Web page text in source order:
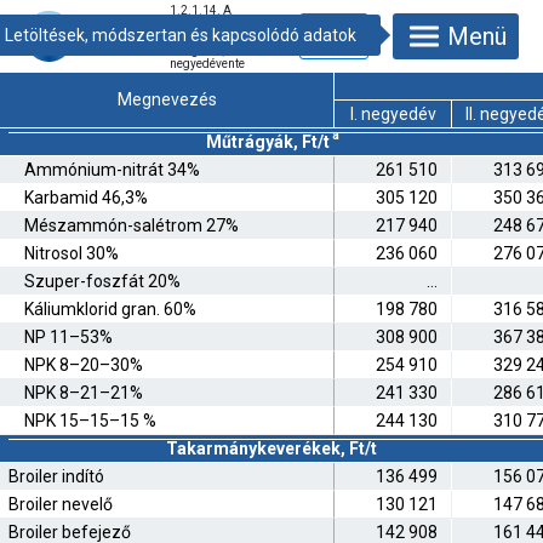
1.2.1.14. A
ráfordítások
negyedévente
Menü
Megnevezés
I. negyedév
II.
Műtrágyák, Ft/ta
Ammónium-nitrát 34% 261 510
313
Karbamid 46,3%
305 120
350
Mészammón-salétrom 27%
217 940
248
Nitrosol 30%
236 060
276
Szuper-foszfát 20%
Káliumklorid gran. 60%
198 780
316
NP 11–53%
308 900
367
NPK 8–20–30%
254 910
329
NPK 8–21–21%
241 330
286
NPK 15–15–15 %
244 130
310
Takarmánykeverékek, Ft/t
Broiler indító
136 499
156
Broiler nevelő
130 121
147
Broiler befejező
142 908
161